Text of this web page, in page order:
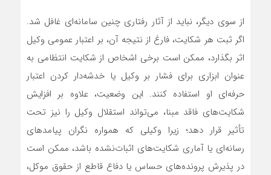
از سوی دیگر، نباید از آثار رفتاری چنین سامانه‌ای غافل شد.
اگر ثبت هر شکایت، فارغ از نتیجه آن، بر اعتبار عمومی وکیل
اثر بگذارد، ممکن است برخی اشخاص از شکایت انتظامی به
عنوان ابزاری برای فشار بر وکیل یا خدشه‌دار کردن اعتبار
حرفه‌ای او استفاده کنند. این وضعیت، علاوه بر افزایش
شکایت‌های فاقد مبنا، می‌تواند استقلال وکیل را نیز تحت
تأثیر قرار دهد؛ زیرا وکیلی که همواره نگران پیامد‌های
رسانه‌ای یا آماری شکایت‌های اثبات‌نشده باشد، ممکن است
در پذیرش پرونده‌های حساس یا دفاع قاطع از حقوق موکل،